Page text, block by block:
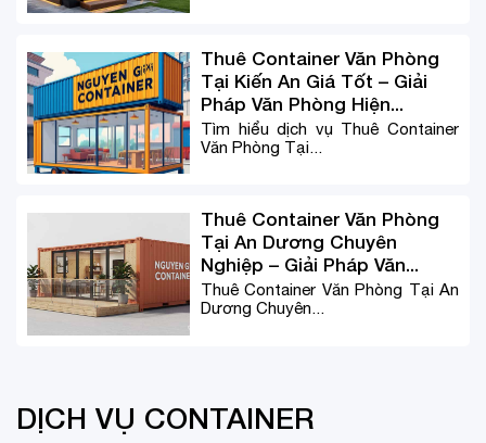
Thuê Container Văn Phòng
Tại Kiến An Giá Tốt – Giải
Pháp Văn Phòng Hiện...
Tìm hiểu dịch vụ Thuê Container
Văn Phòng Tại...
Thuê Container Văn Phòng
Tại An Dương Chuyên
Nghiệp – Giải Pháp Văn...
Thuê Container Văn Phòng Tại An
Dương Chuyên...
DỊCH VỤ CONTAINER